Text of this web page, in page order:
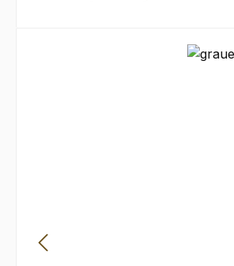
Bildergalerie überspringen